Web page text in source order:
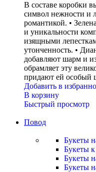
В составе коробки
символ нежности и
романтикой. •
и уникальности
изящными
утонченность. •
добавляют шарм и
обрамляет эту
придают ей особый
Добавить в
В корзину
Быстрый просмотр
Повод
Букеты
Букеты
Букеты
Букеты